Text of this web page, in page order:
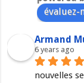
évaluez-
Armand
6 years ago
nouvelles